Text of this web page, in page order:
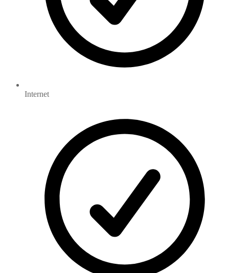
Internet